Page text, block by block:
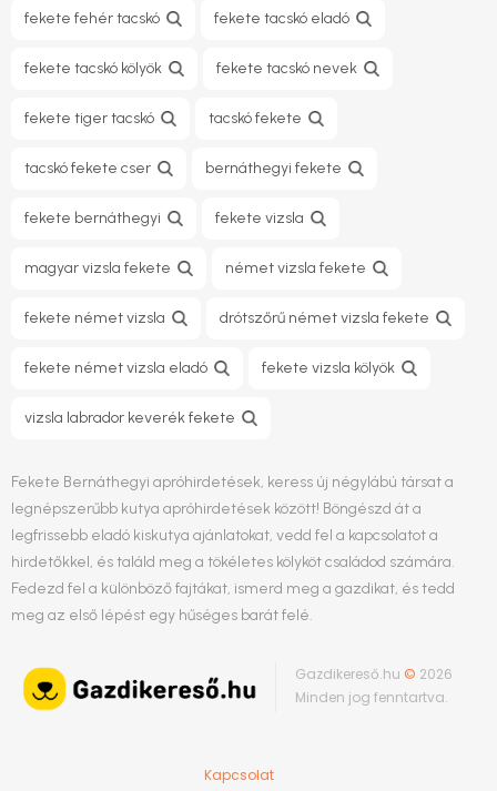
fekete fehér tacskó fekete tacskó eladó
fekete tacskó kölyök fekete tacskó nevek
fekete tiger tacskó tacskó fekete
tacskó fekete cser bernáthegyi fekete
fekete bernáthegyi fekete vizsla
magyar vizsla fekete német vizsla fekete
fekete német vizsla drótszőrű német vizsla fekete
fekete német vizsla eladó fekete vizsla kölyök
vizsla labrador keverék fekete
Fekete Bernáthegyi apróhirdetések, keress új négylábú társat a
legnépszerűbb kutya apróhirdetések között! Böngészd át a
legfrissebb eladó kiskutya ajánlatokat, vedd fel a kapcsolatot a
hirdetőkkel, és találd meg a tökéletes kölyköt családod számára.
Fedezd fel a különböző fajtákat, ismerd meg a gazdikat, és tedd
meg az első lépést egy hűséges barát felé.
Gazdikereső.hu © 2026
Minden jog fenntartva.
Kapcsolat